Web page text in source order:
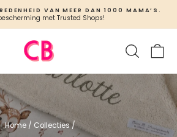
Slideshow
VAN MEER DAN 1000 MAMA’S.
met Trusted Shops!
Zoeken
Home / Collecties /